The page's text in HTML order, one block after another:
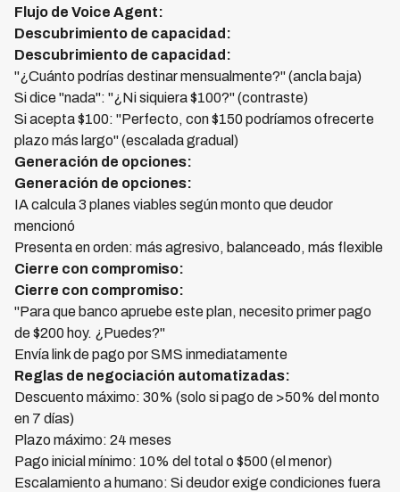
Flujo de Voice Agent:
Descubrimiento de capacidad:
Descubrimiento de capacidad:
"¿Cuánto podrías destinar mensualmente?" (ancla baja)
Si dice "nada": "¿Ni siquiera $100?" (contraste)
Si acepta $100: "Perfecto, con $150 podríamos ofrecerte
plazo más largo" (escalada gradual)
Generación de opciones:
Generación de opciones:
IA calcula 3 planes viables según monto que deudor
mencionó
Presenta en orden: más agresivo, balanceado, más flexible
Cierre con compromiso:
Cierre con compromiso:
"Para que banco apruebe este plan, necesito primer pago
de $200 hoy. ¿Puedes?"
Envía link de pago por SMS inmediatamente
Reglas de negociación automatizadas:
Descuento máximo: 30% (solo si pago de >50% del monto
en 7 días)
Plazo máximo: 24 meses
Pago inicial mínimo: 10% del total o $500 (el menor)
Escalamiento a humano: Si deudor exige condiciones fuera